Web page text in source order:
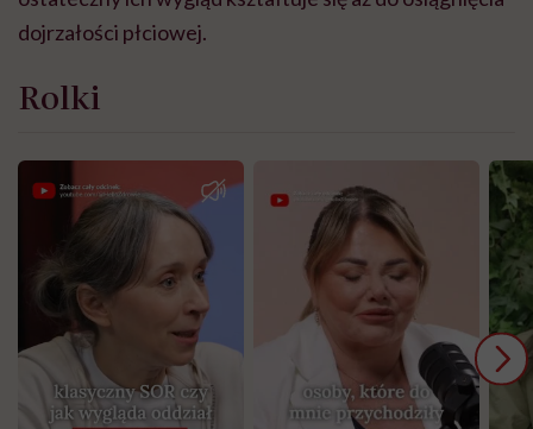
dojrzałości płciowej.
Rolki